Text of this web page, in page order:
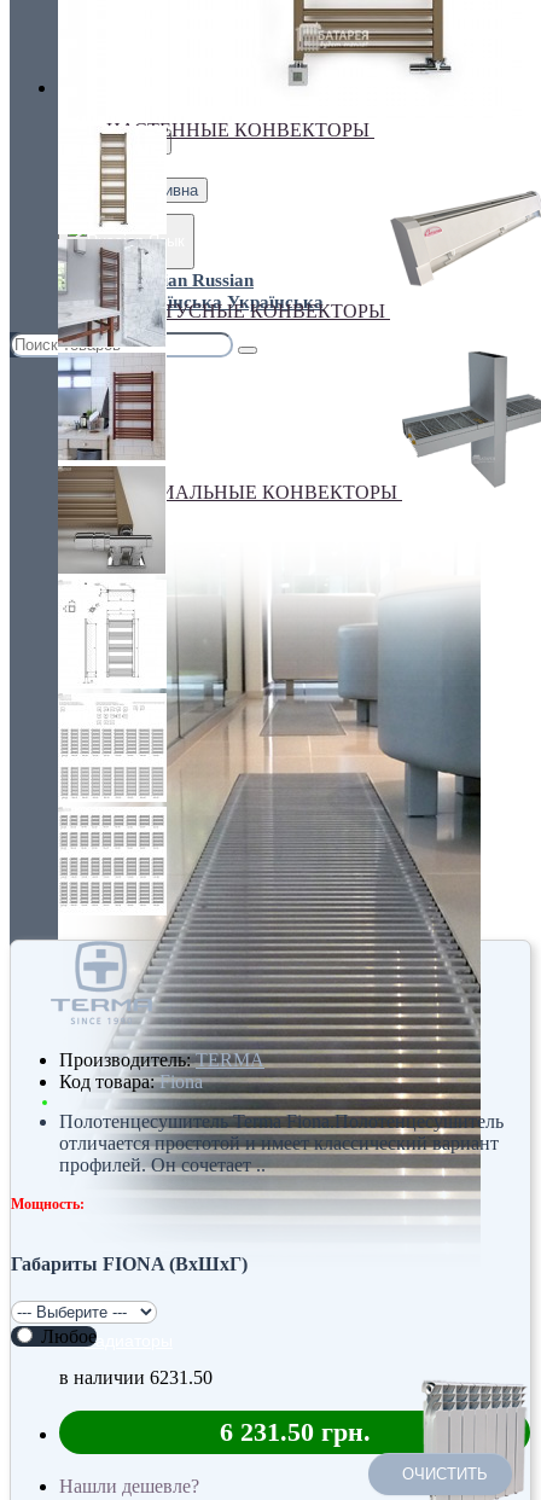
Украина, г.Киев. ул. Кирилловская,160А
€ Euro
грн. Гривна
Язык
Russian
Українська
НАСТЕННЫЕ КОНВЕКТОРЫ
ПЛИНТУСНЫЕ КОНВЕКТОРЫ
СПЕЦИАЛЬНЫЕ КОНВЕКТОРЫ
Радиаторы
Производитель:TERMA
Код товара:Fiona
Полотенцесушитель Terma Fiona.Полотенцесушитель
отличается простотой и имеет классический вариант
профилей. Он сочетает ..
Мощность:
Габариты FIONA (ВхШхГ)
Любое
в наличии 6231.50
6 231.50 грн.
Нашли дешевле?
ОЧИСТИТЬ